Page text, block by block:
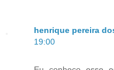
henrique pereira
19:00